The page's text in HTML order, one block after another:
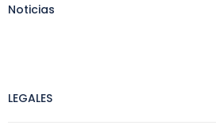
Noticias
LEGALES